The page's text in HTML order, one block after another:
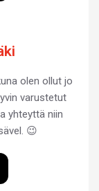
olen ollut jo
varustetut
yhteyttä niin
😉